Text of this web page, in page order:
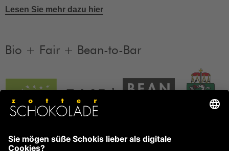
Lesen Sie mehr dazu hier
Bio + Fair + Bean-to-Bar
Unsere Produkte sind Bio + Fair + Bean-to-Bar.